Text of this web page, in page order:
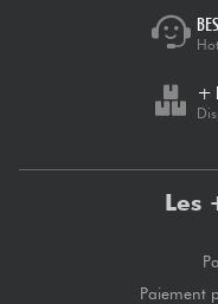
+
Les
Paiement